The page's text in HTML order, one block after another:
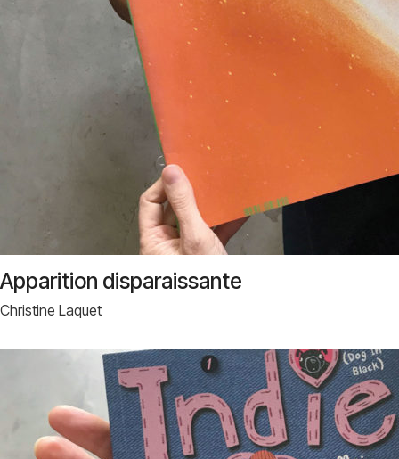
Apparition disparaissante
Christine Laquet